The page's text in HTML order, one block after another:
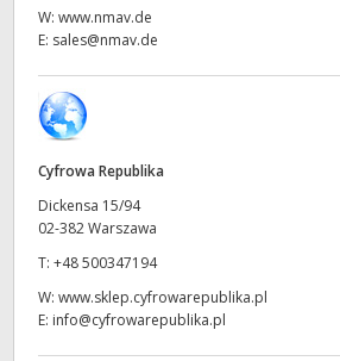
Japan
New Zealand
W: www.nmav.de
E: sales@nmav.de
Cyfrowa Republika
Dickensa 15/94
02-382 Warszawa
T: +48 500347194
W: www.sklep.cyfrowarepublika.pl
E: info@cyfrowarepublika.pl